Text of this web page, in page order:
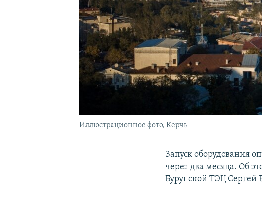
Иллюстрационное фото, Керчь
Запуск оборудования
через два месяца. Об
Бурунской ТЭЦ Сергей